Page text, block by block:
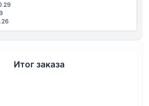
аэропортом Мельбурн Тулламерин и
Fi на борту
Итог заказа